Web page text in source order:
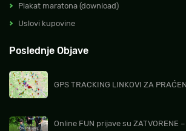
Plakat maratona (download)
Uslovi kupovine
Poslednje Objave
GPS TRACKING LINKOVI ZA
Online FUN prijave su ZATVORENE